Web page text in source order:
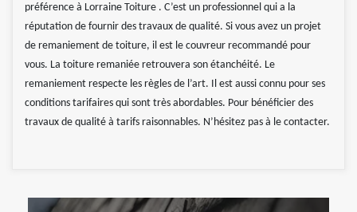
préférence à Lorraine Toiture . C’est un professionnel qui a la
réputation de fournir des travaux de qualité. Si vous avez un projet
de remaniement de toiture, il est le couvreur recommandé pour
vous. La toiture remaniée retrouvera son étanchéité. Le
remaniement respecte les règles de l’art. Il est aussi connu pour ses
conditions tarifaires qui sont très abordables. Pour bénéficier des
travaux de qualité à tarifs raisonnables. N’hésitez pas à le contacter.